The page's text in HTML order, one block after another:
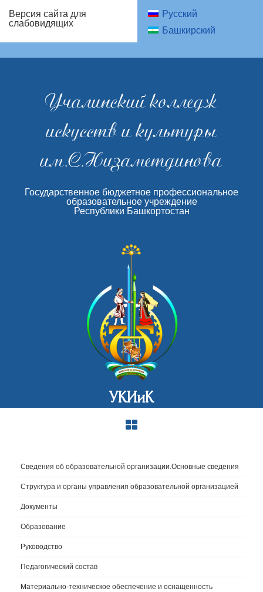
Версия сайта для
слабовидящих
Русский
Башкирский
Учалинский колледж
искусств и культуры
им.С.Низаметдинова
Государственное бюджетное профессиональное
образовательное учреждение
Республики Башкортостан
УКИиК
Сведения об образовательной организации.Основные сведения
Структура и органы управления образовательной организацией
Документы
Образование
Руководство
Педагогический состав
Материально-техническое обеспечение и оснащенность